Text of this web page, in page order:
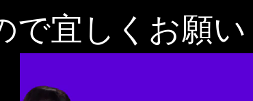
で宜しくお願い